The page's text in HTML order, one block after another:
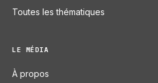
Toutes les thématiques
LE MÉDIA
À propos